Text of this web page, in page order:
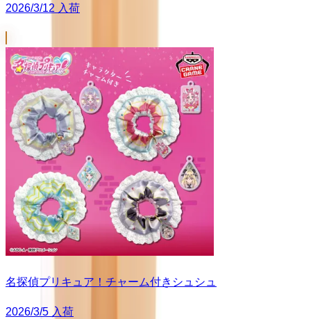
2026/3/12 入荷
名探偵プリキュア！チャーム付きシュシュ
2026/3/5 入荷